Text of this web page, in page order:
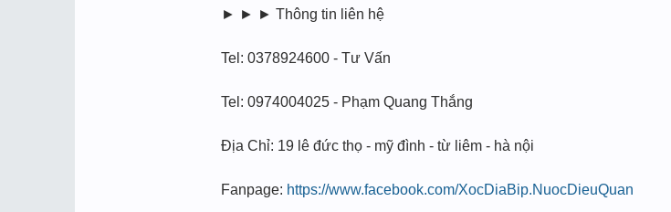
► ► ► Thông tin liên hệ
Tel: 0378924600 - Tư Vấn
Tel: 0974004025 - Phạm Quang Thắng
Địa Chỉ: 19 lê đức thọ - mỹ đình - từ liêm - hà nội
Fanpage: https://www.facebook.com/XocDiaBip.NuocDieuQuan